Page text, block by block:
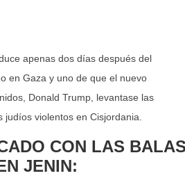
apenas dos días después del
en Gaza y uno de que el nuevo
Donald Trump, levantase las
judíos violentos en Cisjordania.
CON LAS
JENIN: